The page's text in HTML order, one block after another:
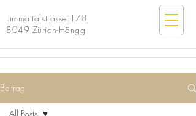
Limmattalstrasse 178
8049 Zürich-Höngg
Beitrag
All Posts